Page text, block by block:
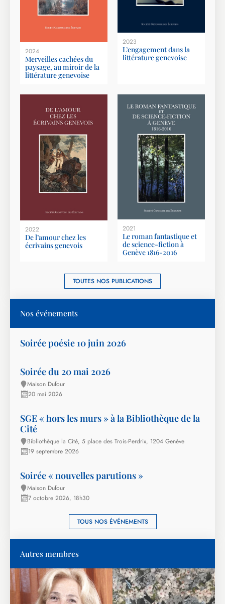
2024
Merveilles cachées du
paysage, au miroir de la
littérature genevoise
2023
L’engagement dans la
littérature genevoise
2022
De l’amour chez les
écrivains genevois
2021
Le roman fantastique et
de science-fiction à
Genève 1816-2016
TOUTES NOS PUBLICATIONS
Nos événements
Soirée poésie 10 juin 2026
Soirée du 20 mai 2026
Maison Dufour
20 mai 2026
SGE « hors les murs » à la Bibliothèque de la
Cité
Bibliothèque la Cité, 5 place des Trois-Perdrix, 1204 Genève
19 septembre 2026
Soirée « nouvelles parutions »
Maison Dufour
7 octobre 2026, 18h30
TOUS NOS ÉVÉNEMENTS
Autres membres